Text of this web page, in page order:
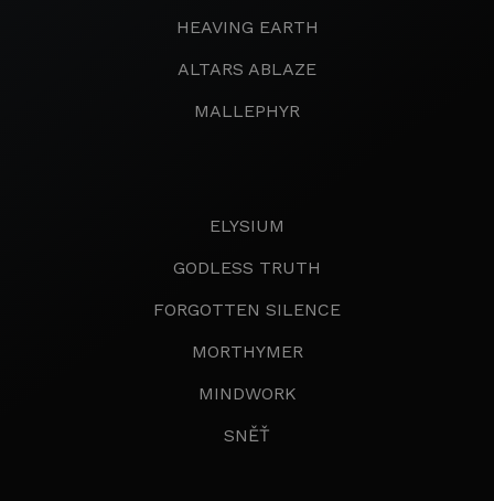
HEAVING EARTH
ALTARS ABLAZE
MALLEPHYR
ELYSIUM
GODLESS TRUTH
FORGOTTEN SILENCE
MORTHYMER
MINDWORK
SNĚŤ